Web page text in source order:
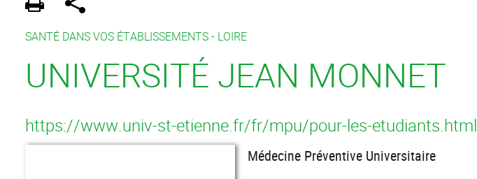
SANTÉ DANS VOS ÉTABLISSEMENTS - LOIRE
UNIVERSITÉ JEAN MONNET
https://www.univ-st-etienne.fr/fr/mpu/pour-les-etudiants.html
Médecine Préventive Universitaire